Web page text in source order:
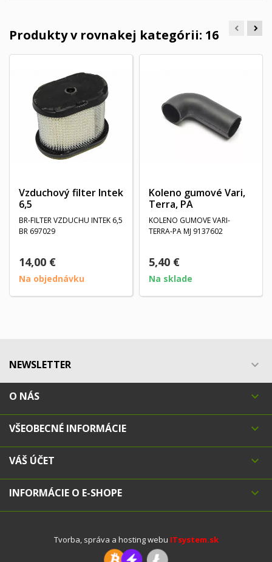
Produkty v rovnakej kategórii: 16
Vzduchový filter Intek
6,5
BR-FILTER VZDUCHU INTEK 6,5
BR 697029
14,00 €
Na objednávku
Koleno gumové Vari,
Terra, PA
KOLENO GUMOVE VARI-
TERRA-PA MJ 9137602
5,40 €
Na sklade
NEWSLETTER 
O NÁS 
VŠEOBECNÉ INFORMÁCIE 
VÁŠ ÚČET 
INFORMÁCIE O E-SHOPE 
Tvorba, správa a hosting webu ITsystem.sk